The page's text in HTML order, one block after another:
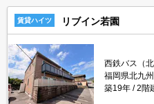
賃貸ハイツ リブイン若園
西鉄バス（
福岡県北九
築19年
2階